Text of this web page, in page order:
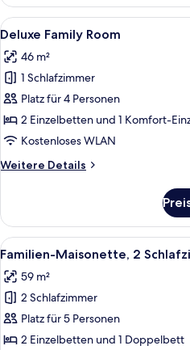
Family
Room
Alle
Fotos
für
Deluxe
Family
Room
anzeigen
5
Deluxe Family Room
46 m²
1 Schlafzimmer
Platz für 4 Personen
2 Einzelbetten und 1 Komfort-
Kostenloses WLAN
Weitere Details
Weitere
Family
Room
Alle
Fotos
für
Familien-
Maisonette,
2 Schlafzimmer,
7
Familien-Maisonette, 2
59 m²
2 Schlafzimmer
Platz für 5 Personen
2 Einzelbetten und 1 Doppelbett